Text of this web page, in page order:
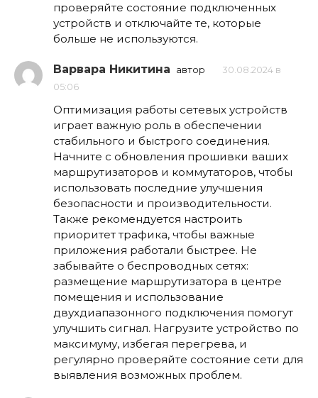
проверяйте состояние подключенных
устройств и отключайте те, которые
больше не используются.
Варвара Никитина автор
30.08.2024 в
05:06
Оптимизация работы сетевых устройств
играет важную роль в обеспечении
стабильного и быстрого соединения.
Начните с обновления прошивки ваших
маршрутизаторов и коммутаторов, чтобы
использовать последние улучшения
безопасности и производительности.
Также рекомендуется настроить
приоритет трафика, чтобы важные
приложения работали быстрее. Не
забывайте о беспроводных сетях:
размещение маршрутизатора в центре
помещения и использование
двухдиапазонного подключения помогут
улучшить сигнал. Нагрузите устройство по
максимуму, избегая перегрева, и
регулярно проверяйте состояние сети для
выявления возможных проблем.